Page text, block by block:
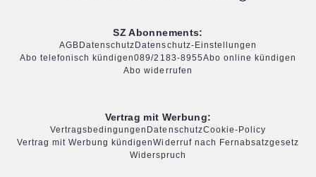
SZ Abonnements:
AGB Datenschutz Datenschutz-Einstellungen
Abo telefonisch kündigen089/2183-8955Abo online kündigen
Abo widerrufen
Vertrag mit Werbung:
Vertragsbedingungen DatenschutzCookie-Policy
Vertrag mit Werbung kündigenWiderruf nach Fernabsatzgesetz
Widerspruch